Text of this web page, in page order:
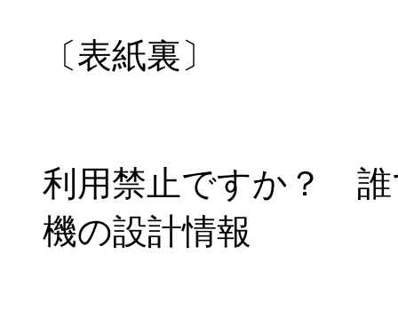
〔表紙裏〕
利用禁止ですか？ 誰
機の設計情報